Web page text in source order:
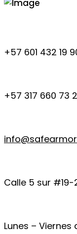
+57 601 432 19
+57 317 660 73
Calle 5 sur #19-
Lunes –